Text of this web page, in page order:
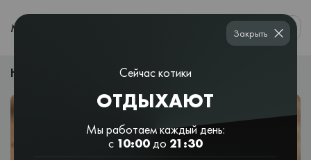
МЕНЮ 0
НОВОСТИ Сейчас котики
ОТДЫХАЮТ
Мы работаем каждый день:
с 10:00до 21:30
Закрыть